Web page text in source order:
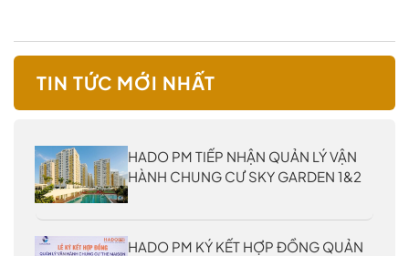
TIN TỨC MỚI NHẤT
HADO PM TIẾP NHẬN QUẢN LÝ VẬN
HÀNH CHUNG CƯ SKY GARDEN 1&2
HADO PM KÝ KẾT HỢP ĐỒNG QUẢN